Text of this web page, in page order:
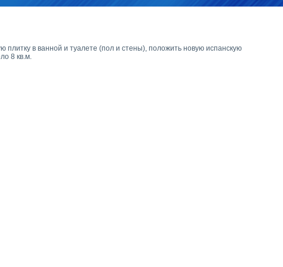
в ванной и туалете (пол и стены), положить новую испанскую
8 кв.м.